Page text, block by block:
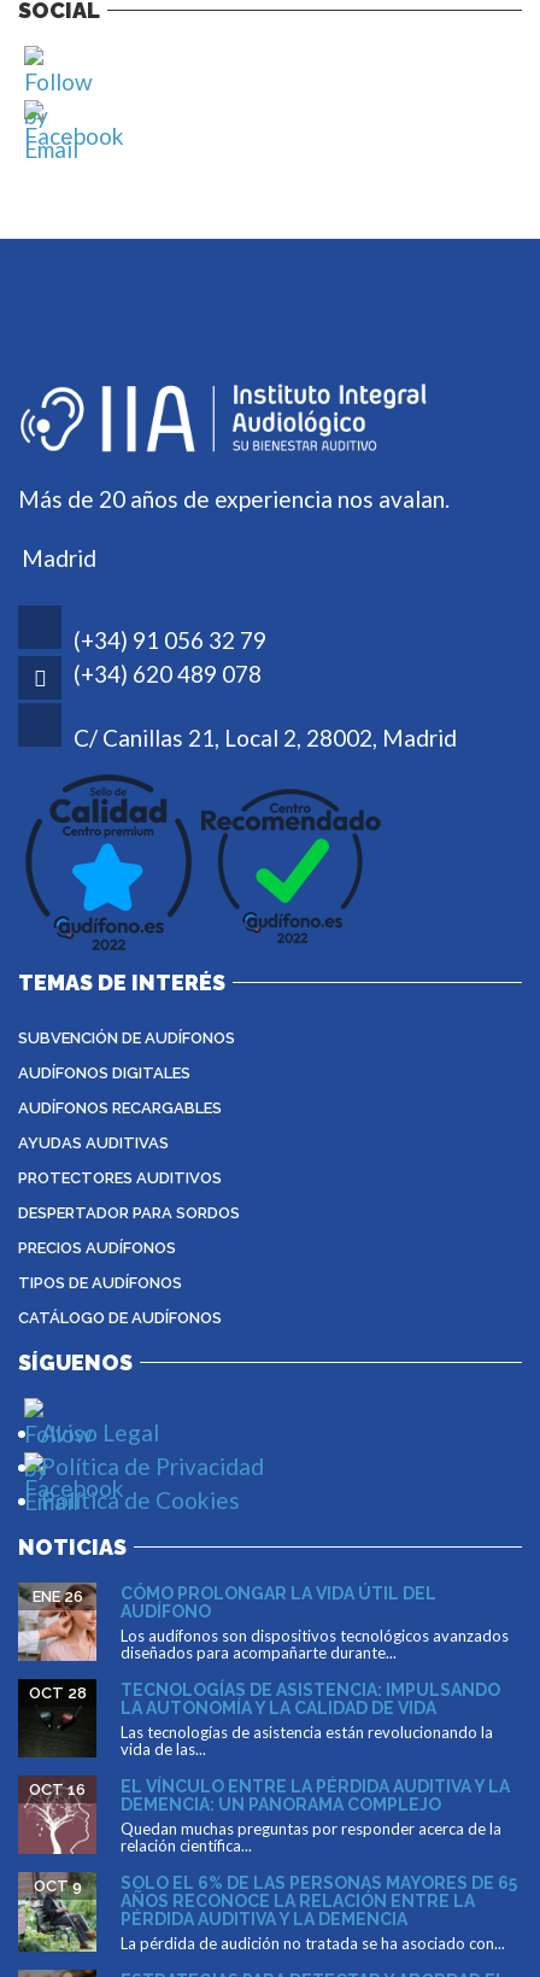
SOCIAL
Más de 20 años de experiencia nos avalan.
Madrid
(+34) 91 056 32 79
(+34) 620 489 078
C/ Canillas 21, Local 2, 28002, Madrid
TEMAS DE INTERÉS
SUBVENCIÓN DE AUDÍFONOS
AUDÍFONOS DIGITALES
AUDÍFONOS RECARGABLES
AYUDAS AUDITIVAS
PROTECTORES AUDITIVOS
DESPERTADOR PARA SORDOS
PRECIOS AUDÍFONOS
TIPOS DE AUDÍFONOS
CATÁLOGO DE AUDÍFONOS
SÍGUENOS
Aviso Legal
Política de Privacidad
Política de Cookies
NOTICIAS
CÓMO PROLONGAR LA VIDA ÚTIL DEL
AUDÍFONO
ENE 26
Los audífonos son dispositivos tecnológicos avanzados
diseñados para acompañarte durante...
TECNOLOGÍAS DE ASISTENCIA: IMPULSANDO
LA AUTONOMÍA Y LA CALIDAD DE VIDA
OCT 28
Las tecnologías de asistencia están revolucionando la
vida de las...
EL VÍNCULO ENTRE LA PÉRDIDA AUDITIVA Y LA
DEMENCIA: UN PANORAMA COMPLEJO
OCT 16
Quedan muchas preguntas por responder acerca de la
relación científica...
SOLO EL 6% DE LAS PERSONAS MAYORES DE 65
AÑOS RECONOCE LA RELACIÓN ENTRE LA
PÉRDIDA AUDITIVA Y LA DEMENCIA
OCT 9
La pérdida de audición no tratada se ha asociado con...